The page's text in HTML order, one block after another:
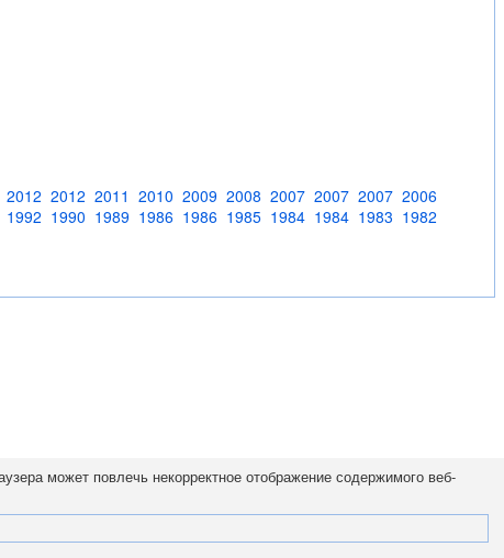
2012 2012 2011 2010 2009 2008 2007 2007 2007 2006
1992 1990 1989 1986 1986 1985 1984 1984 1983 1982
может повлечь некорректное отображение содержимого веб-